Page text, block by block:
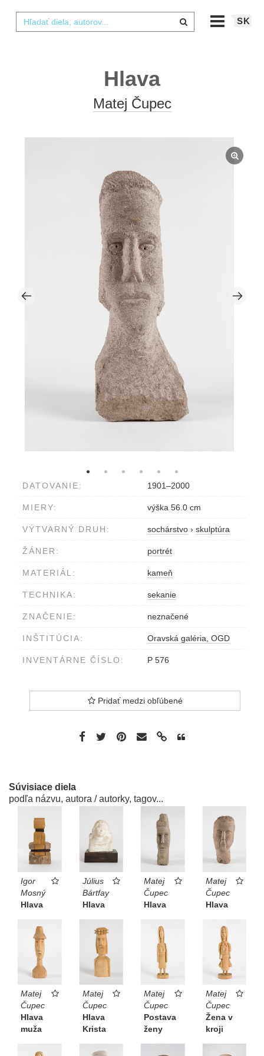
SK
Hlava
Matej Čupec
DATOVANIE: 1901–2000
MIERY: výška 56.0 cm
VÝTVARNÝ DRUH: sochárstvo › skulptúra
ŽÁNER: portrét
MATERIÁL: kameň
TECHNIKA: sekanie
ZNAČENIE: neznačené
INŠTITÚCIA: Oravská galéria, OGD
INVENTÁRNE ČÍSLO: P 576
Pridať medzi obľúbené
Súvisiace diela
podľa názvu, autora / autorky, tagov...
Igor
Mosný
Hlava
Július
Bártfay
Hlava
Matej
Čupec
Hlava
Matej
Čupec
Hlava
Matej
Čupec
Hlava
muža
Matej
Čupec
Hlava
Krista
Matej
Čupec
Postava
ženy
Matej
Čupec
Žena v
kroji